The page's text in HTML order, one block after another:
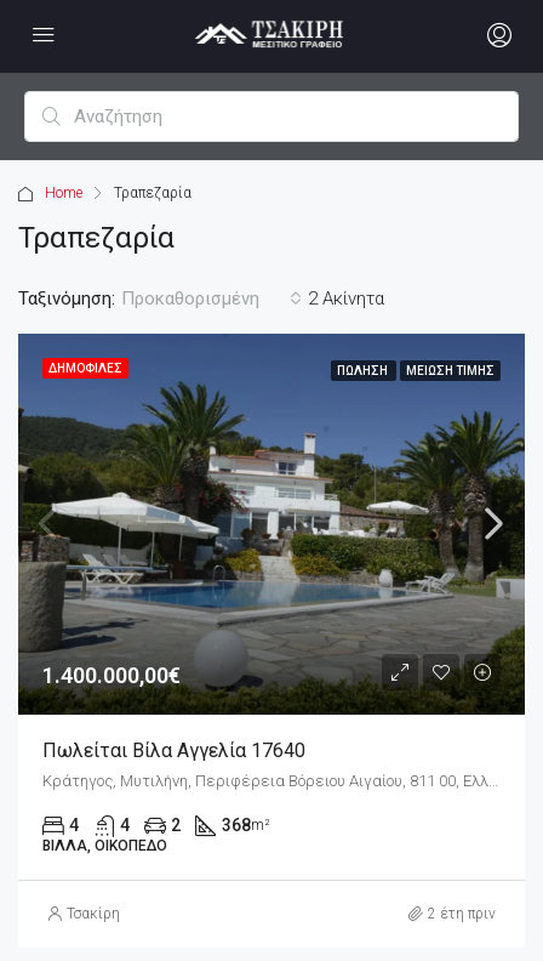
Home Τραπεζαρία
Τραπεζαρία
2 Ακίνητα
Ταξινόμηση: Προκαθορισμένη
ΔΗΜΟΦΙΛΈΣ ΠΏΛΗΣΗ ΜΕΊΩΣΗ ΤΙΜΉΣ
1.400.000,00€
Πωλείται Βίλα Αγγελία 17640
4 4 2 368m²
ΒΊΛΛΑ, ΟΙΚΌΠΕΔΟ
Τσακίρη 2 έτη πριν